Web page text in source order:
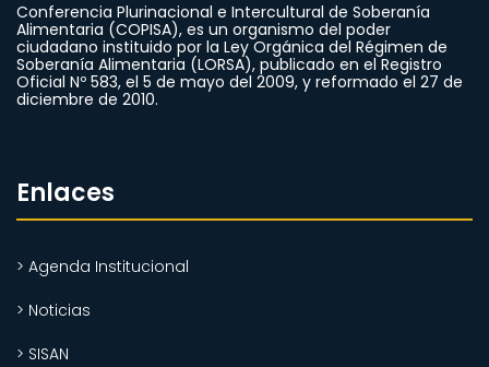
Conferencia Plurinacional e Intercultural de Soberanía
Alimentaria (COPISA), es un organismo del poder
ciudadano instituido por la Ley Orgánica del Régimen de
Soberanía Alimentaria (LORSA), publicado en el Registro
Oficial Nº 583, el 5 de mayo del 2009, y reformado el 27 de
diciembre de 2010.
Enlaces
> Agenda Institucional
> Noticias
> SISAN